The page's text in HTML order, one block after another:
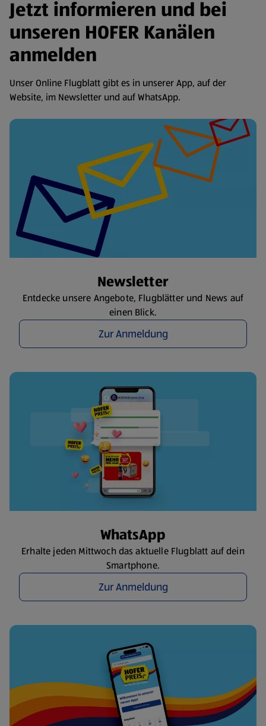
Jetzt informieren und bei
unseren HOFER Kanälen
anmelden
Unser Online Flugblatt gibt es in unserer App, auf der
Website, im Newsletter und auf WhatsApp.
Newsletter
Entdecke unsere Angebote, Flugblätter und News auf
einen Blick.
Zur Anmeldung
WhatsApp
Erhalte jeden Mittwoch das aktuelle Flugblatt auf dein
Smartphone.
Zur Anmeldung